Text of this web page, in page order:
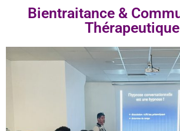
Bientraitance &
Thérapeutique